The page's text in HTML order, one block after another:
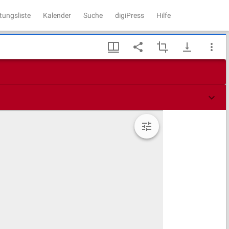
Kalender Suche digiPress Hilfe